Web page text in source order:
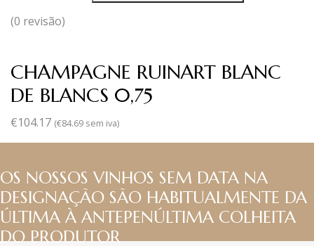
(0 revisão)
CHAMPAGNE RUINART BLANC
DE BLANCS 0,75
€104.17 (€84.69 sem iva)
OS NOSSOS VINHOS SEM DATA NA
DESIGNAÇÃO SÃO HABITUALMENTE DA
ÚLTIMA À ANTEPENÚLTIMA COLHEITA
DO PRODUTOR